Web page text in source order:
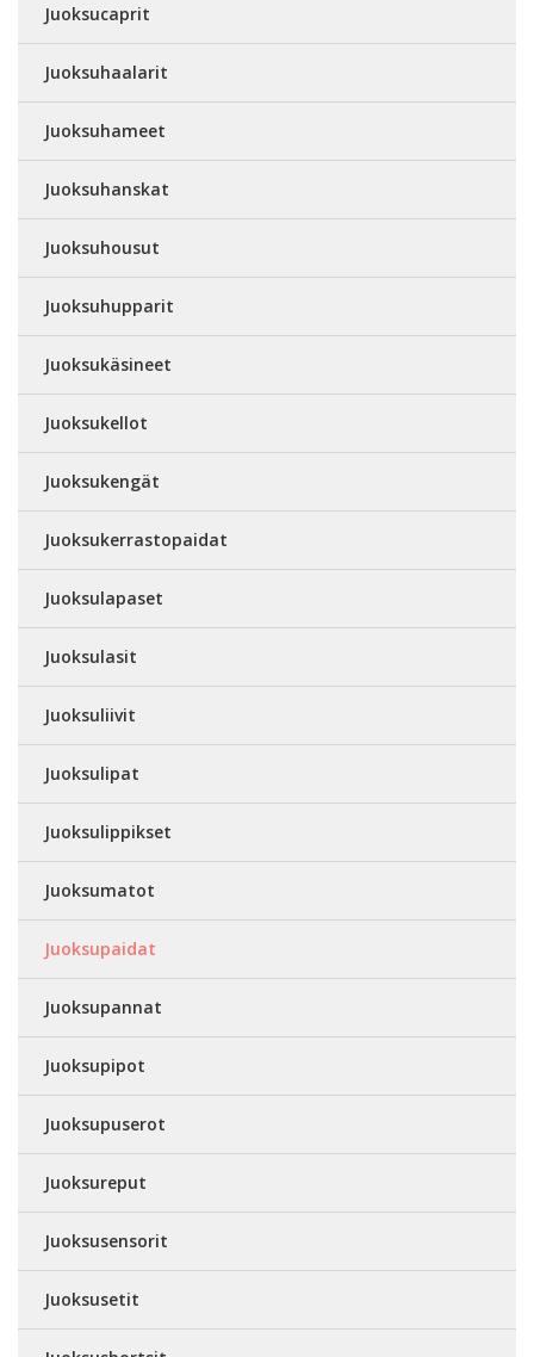
Juoksucaprit
Juoksuhaalarit
Juoksuhameet
Juoksuhanskat
Juoksuhousut
Juoksuhupparit
Juoksukäsineet
Juoksukellot
Juoksukengät
Juoksukerrastopaidat
Juoksulapaset
Juoksulasit
Juoksuliivit
Juoksulipat
Juoksulippikset
Juoksumatot
Juoksupaidat
Juoksupannat
Juoksupipot
Juoksupuserot
Juoksureput
Juoksusensorit
Juoksusetit